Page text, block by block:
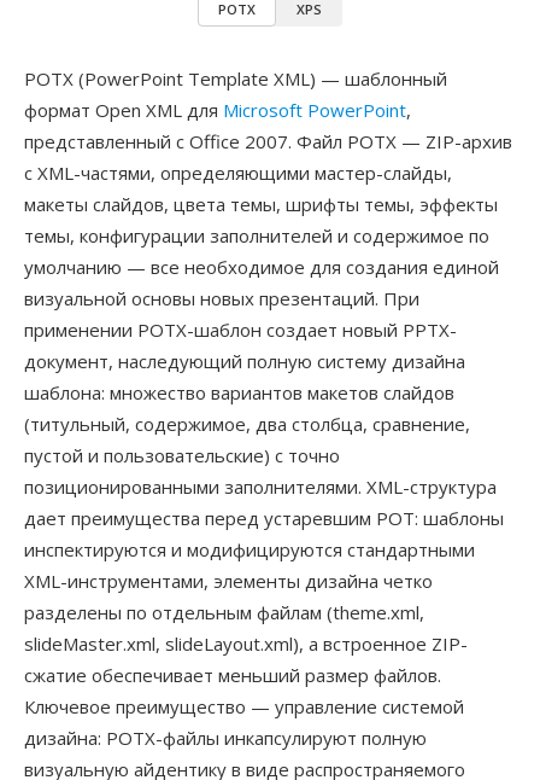
POTX XPS
POTX (PowerPoint Template XML) — шаблонный
формат Open XML для Microsoft PowerPoint,
представленный с Office 2007. Файл POTX — ZIP-архив
с XML-частями, определяющими мастер-слайды,
макеты слайдов, цвета темы, шрифты темы, эффекты
темы, конфигурации заполнителей и содержимое по
умолчанию — все необходимое для создания единой
визуальной основы новых презентаций. При
применении POTX-шаблон создает новый PPTX-
документ, наследующий полную систему дизайна
шаблона: множество вариантов макетов слайдов
(титульный, содержимое, два столбца, сравнение,
пустой и пользовательские) с точно
позиционированными заполнителями. XML-структура
дает преимущества перед устаревшим POT: шаблоны
инспектируются и модифицируются стандартными
XML-инструментами, элементы дизайна четко
разделены по отдельным файлам (theme.xml,
slideMaster.xml, slideLayout.xml), а встроенное ZIP-
сжатие обеспечивает меньший размер файлов.
Ключевое преимущество — управление системой
дизайна: POTX-файлы инкапсулируют полную
визуальную айдентику в виде распространяемого